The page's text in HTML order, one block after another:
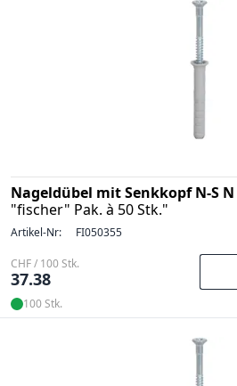
Nageldübel mit Senkkopf N-S N
"fischer" Pak. à 50 Stk."
Artikel-Nr: FI050355
CHF / 100 Stk.
37.38
100 Stk.